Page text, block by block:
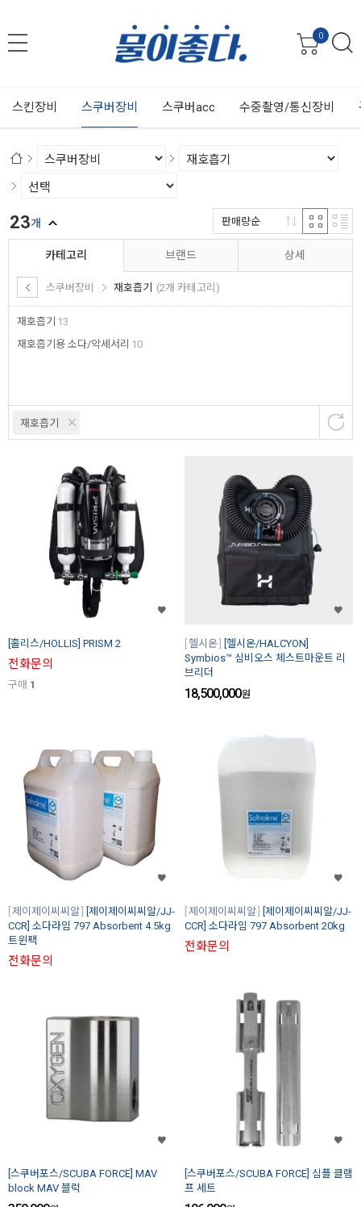
0
스킨장비 스쿠버장비 스쿠버acc 수중촬영/통신장비
카테고리
스쿠버장비 재호흡기 (2개 카테고리)
재호흡기 13
재호흡기용 소다/악세서리 10
브랜드 상세
재호흡기
23개 판매량순
[홀리스/HOLLIS] PRISM 2
전화문의
구매 1
헬시온
[헬시온/HALCYON]
Symbios™ 심비오스 체스트마운트 리
브리더
18,500,000원
제이제이씨씨알
[제이제이씨씨알/JJ-
CCR] 소다라임 797 Absorbent 4.5kg
트윈팩
전화문의
제이제이씨씨알
[제이제이씨씨알/JJ-
CCR] 소다라임 797 Absorbent 20kg
전화문의
[스쿠버포스/SCUBA FORCE] MAV
block MAV 블럭
[스쿠버포스/SCUBA FORCE] 심플 클램
프 세트